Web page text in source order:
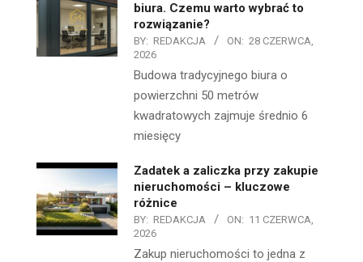
biura. Czemu warto wybrać to
rozwiązanie?
BY: REDAKCJA ON: 28 CZERWCA,
2026
Budowa tradycyjnego biura o
powierzchni 50 metrów
kwadratowych zajmuje średnio 6
miesięcy
Zadatek a zaliczka przy zakupie
nieruchomości – kluczowe
różnice
BY: REDAKCJA ON: 11 CZERWCA,
2026
Zakup nieruchomości to jedna z